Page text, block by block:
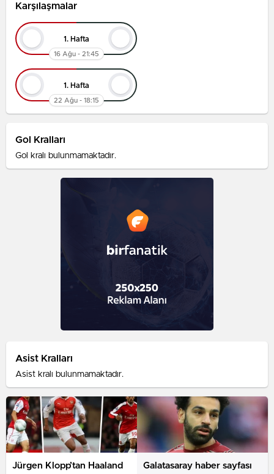
Karşılaşmalar
1. Hafta
16 Ağu - 21:45
1. Hafta
22 Ağu - 18:15
Gol Kralları
Gol kralı bulunmamaktadır.
Asist Kralları
Asist kralı bulunmamaktadır.
Jürgen Klopp’tan Haaland
Galatasaray haber sayfası